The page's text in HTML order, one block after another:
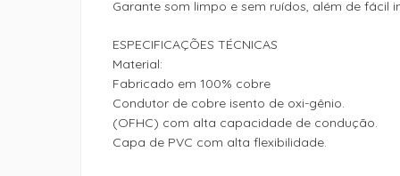
Garante som limpo e sem ruídos, além de fácil
ESPECIFICAÇÕES TÉCNICAS
Material:
Fabricado em 100% cobre
Condutor de cobre isento de oxi-gênio.
(OFHC) com alta capacidade de condução.
Capa de PVC com alta flexibilidade.